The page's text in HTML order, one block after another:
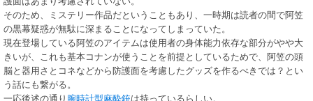
そのため、ミステリー作品だということもあり、一時期は読者の間で阿笠
の黒幕疑惑が無駄に深まることになってしまっていた。
現在登場している阿笠のアイテムは使用者の身体能力依存な部分がやや大
きいが、これも基本コナンが使うことを前提としているためで、阿笠の頭
脳と器用さとコネなどから防護面を考慮したグッズを作るべきでは？とい
う話にも繋がる。
一応後述の通り 腕時計型麻酔銃は持っているらしい。